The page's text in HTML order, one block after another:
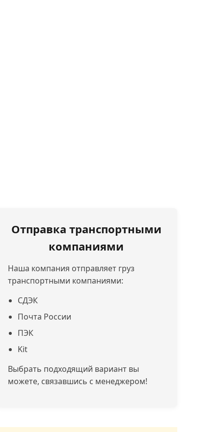
Отправка транспортными
компаниями
Наша компания отправляет груз
транспортными компаниями:
СДЭК
Почта России
ПЭК
Kit
Выбрать подходящий вариант вы
можете, связавшись с менеджером!